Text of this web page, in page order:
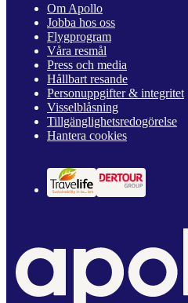
Om Apollo
Jobba hos oss
Flygprogram
Våra resmål
Press och media
Hållbart resande
Personuppgifter & integritet
Visselblåsning
Tillgänglighetsredogörelse
Hantera cookies